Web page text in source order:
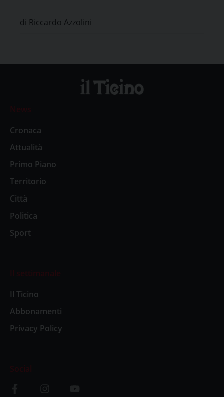
di Riccardo Azzolini
News
Cronaca
Attualità
Primo Piano
Territorio
Città
Politica
Sport
Il settimanale
Il Ticino
Abbonamenti
Privacy Policy
Social